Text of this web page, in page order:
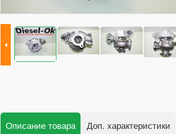
Описание товара Доп. характеристики